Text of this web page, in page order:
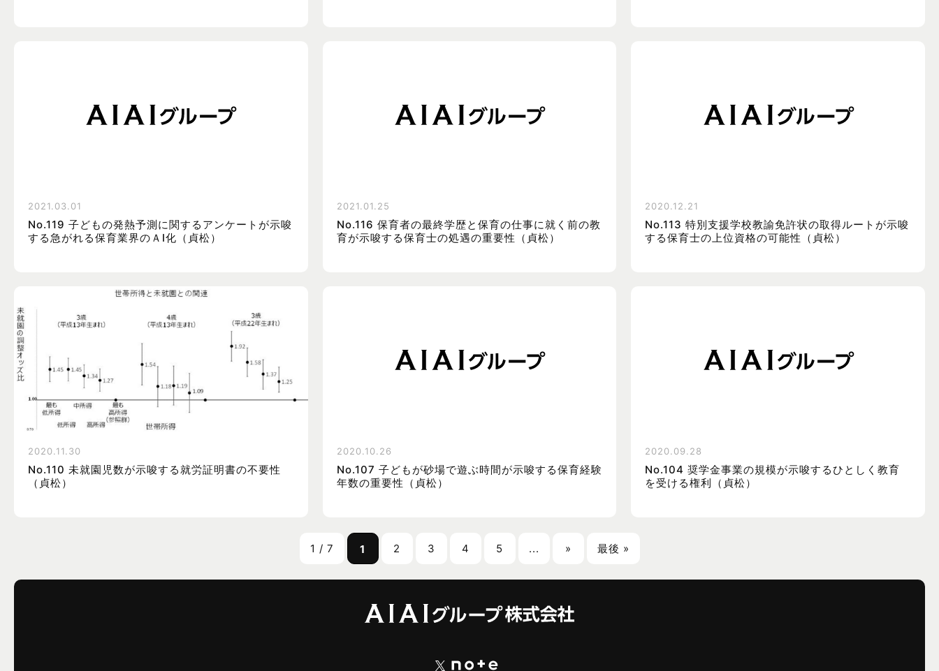
2021.03.01
No.119 子どもの発熱予測に関するアンケートが示唆
する急がれる保育業界のＡI化（貞松）
2021.01.25
No.116 保育者の最終学歴と保育の仕事に就く前の教
育が示唆する保育士の処遇の重要性（貞松）
2020.12.21
No.113 特別支援学校教諭免許状の取得ルートが示唆
する保育士の上位資格の可能性（貞松）
2020.11.30
No.110 未就園児数が示唆する就労証明書の不要性
（貞松）
2020.10.26
No.107 子どもが砂場で遊ぶ時間が示唆する保育経験
年数の重要性（貞松）
2020.09.28
No.104 奨学金事業の規模が示唆するひとしく教育
を受ける権利（貞松）
1 / 7 1 2 3 4 5 ... » 最後 »